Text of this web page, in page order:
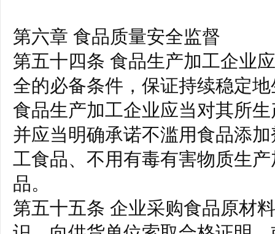
第六章 食品质量安全监督
第五十四条 食品生产加工企业
全的必备条件，保证持续稳定
食品生产加工企业应当对其所
并应当明确承诺不滥用食品添
工食品、不用有毒有害物质生
品。
第五十五条 企业采购食品原材